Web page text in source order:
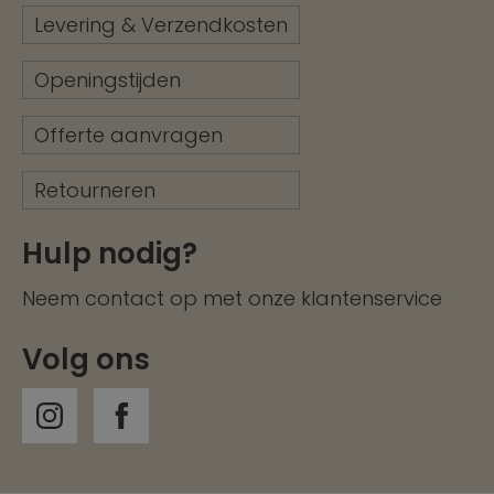
Levering & Verzendkosten
Openingstijden
Offerte aanvragen
Retourneren
Hulp nodig?
Neem contact op met onze klantenservice
Volg ons